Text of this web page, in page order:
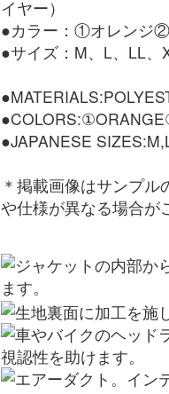
イヤー）
●カラー：①オレンジ
●サイズ：M、L、LL、
●JAPANESE
＊掲載画像はサンプ
や仕様が異なる場合が